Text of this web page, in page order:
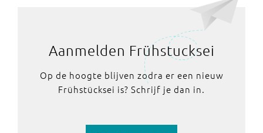
Aanmelden Frühstucksei
Op de hoogte blijven zodra er een nieuw
Frühstücksei is? Schrijf je dan in.